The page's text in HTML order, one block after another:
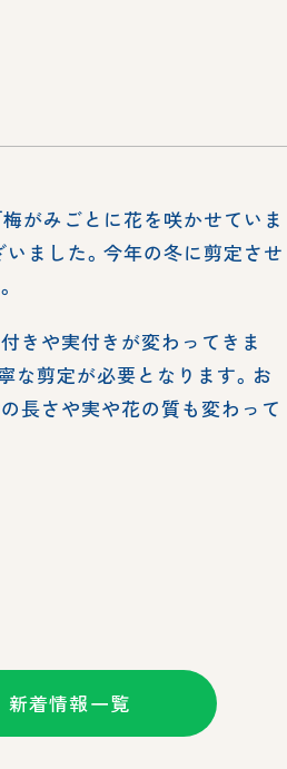
がみごとに花を咲かせていま
いました。今年の冬に剪定させ
きや実付きが変わってきま
な剪定が必要となります。お
長さや実や花の質も変わって
新着情報一覧